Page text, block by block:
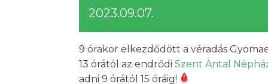
2023.09.07.
9 órakor elkezdődött a véradás
13 órától az endrődi Szent Antal
adni 9 órától 15 óráig!